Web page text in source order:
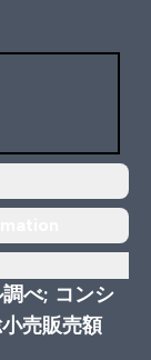
べ; コンシ
売販売額